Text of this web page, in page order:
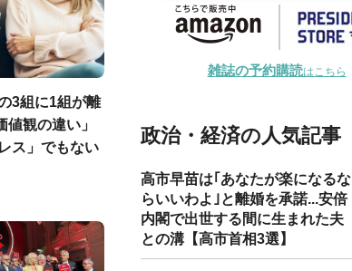
3組に1組が離
値観の違い」
ス」でもない
雑誌の予約購読はこちら
政治・経済の人気記事
高市早苗は｢あなたが楽になるな
らいいわよ｣と離婚を承諾...安倍
内閣で出世する間に生まれた夫
との溝【高市首相3選】